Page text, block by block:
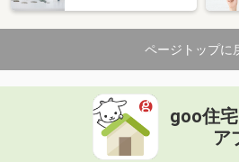
ページトップに
goo住
ア